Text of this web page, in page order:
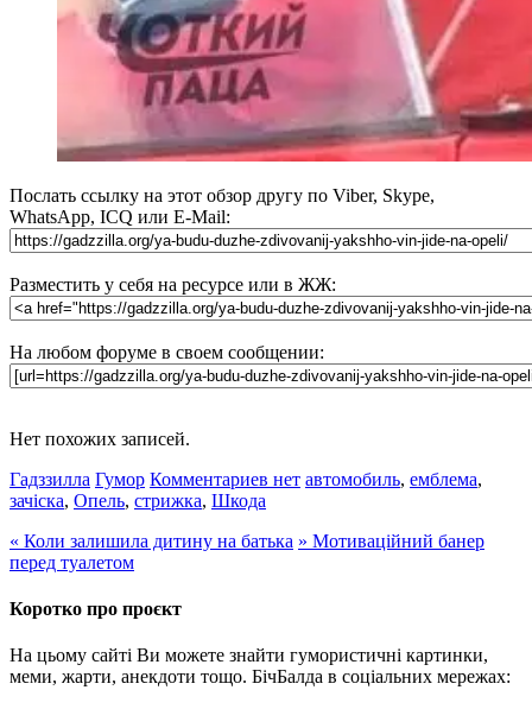
Послать ссылку на этот обзор другу по Viber, Skype,
WhatsApp, ICQ или E-Mail:
Разместить у себя на ресурсе или в ЖЖ:
На любом форуме в своем сообщении:
Нет похожих записей.
Гадззилла Гумор Комментариев нет автомобиль, емблема,
зачіска, Опель, стрижка, Шкода
« Коли залишила дитину на батька » Мотиваційний банер
перед туалетом
Коротко про проєкт
На цьому сайті Ви можете знайти гумористичні картинки,
меми, жарти, анекдоти тощо. БічБалда в соціальних мережах: